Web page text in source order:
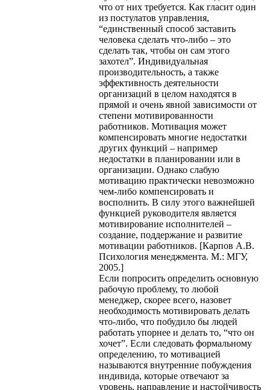
что от них требуется. Как гласит один
из постулатов управления,
“единственный способ заставить
человека сделать что-либо – это
сделать так, чтобы он сам этого
захотел”. Индивидуальная
производительность, а также
эффективность деятельности
организаций в целом находятся в
прямой и очень явной зависимости от
степени мотивированности
работников. Мотивация может
компенсировать многие недостатки
других функций – например
недостатки в планировании или в
организации. Однако слабую
мотивацию практически невозможно
чем-либо компенсировать и
восполнить. В силу этого важнейшей
функцией руководителя является
мотивирование исполнителей –
создание, поддержание и развитие
мотивации работников. [Карпов А.В.
Психология менеджмента. М.: МГУ,
2005.]
Если попросить определить основную
рабочую проблему, то любой
менеджер, скорее всего, назовет
необходимость мотивировать делать
что-либо, что побудило бы людей
работать упорнее и делать то, “что он
хочет”. Если следовать формальному
определению, то мотивацией
называются внутренние побуждения
индивида, которые отвечают за
уровень, направление и настойчивость